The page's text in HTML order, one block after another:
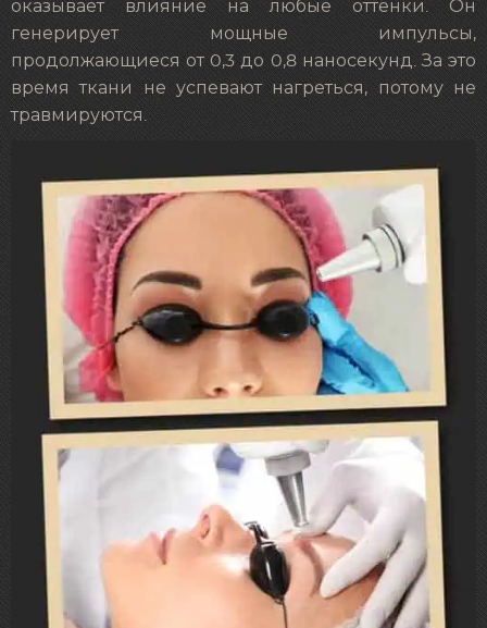
оказывает влияние на любые оттенки. Он
генерирует мощные импульсы,
продолжающиеся от 0,3 до 0,8 наносекунд. За это
время ткани не успевают нагреться, потому не
травмируются.